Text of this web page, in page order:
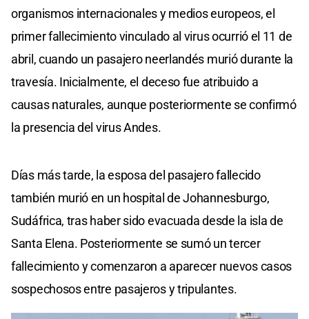
organismos internacionales y medios europeos, el
primer fallecimiento vinculado al virus ocurrió el 11 de
abril, cuando un pasajero neerlandés murió durante la
travesía. Inicialmente, el deceso fue atribuido a
causas naturales, aunque posteriormente se confirmó
la presencia del virus Andes.
Días más tarde, la esposa del pasajero fallecido
también murió en un hospital de Johannesburgo,
Sudáfrica, tras haber sido evacuada desde la isla de
Santa Elena. Posteriormente se sumó un tercer
fallecimiento y comenzaron a aparecer nuevos casos
sospechosos entre pasajeros y tripulantes.